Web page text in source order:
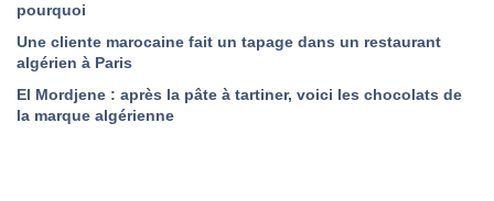
pourquoi
Une cliente marocaine fait un tapage dans un restaurant
algérien à Paris
El Mordjene : après la pâte à tartiner, voici les chocolats de
la marque algérienne